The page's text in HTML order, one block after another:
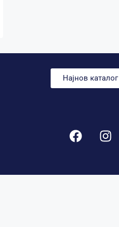
Најнов каталог